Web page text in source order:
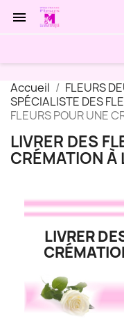

Accueil
FLEURS
SPÉCIALISTE DES
FLEURS POUR UNE
LIVRER DES
CRÉMATION
LIVRER